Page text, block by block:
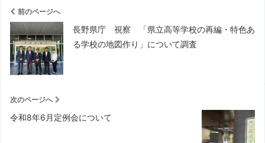
前のページへ
長野県庁 視察 「県立高等学校の再編・特色あ
る学校の地図作り」について調査
次のページへ
令和8年6月定例会について